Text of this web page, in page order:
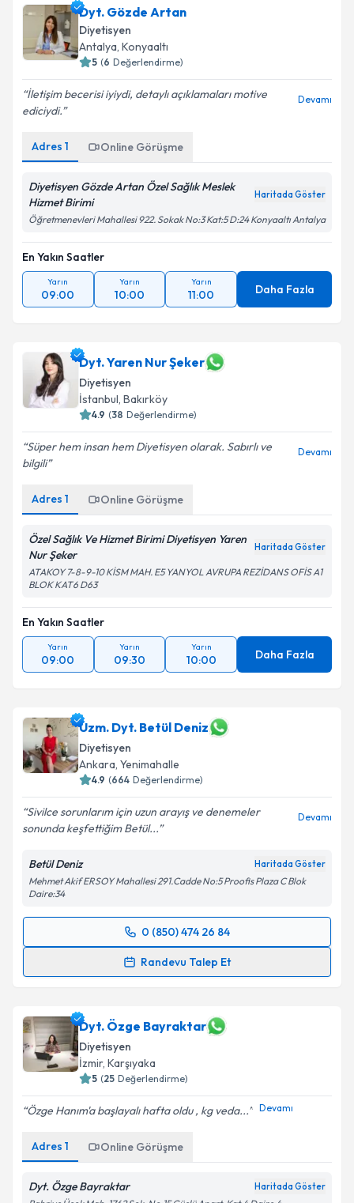
Dyt. Gözde Artan
Diyetisyen
Antalya, Konyaaltı
( Değerlendirme)
İletişim becerisi iyiydi, detaylı açıklamaları motive
ediciydi.
Adres 1 Online Görüşme
Diyetisyen Gözde Artan Özel Sağlık Meslek
Hizmet Birimi
Öğretmenevleri Mahallesi 922. Sokak No:3 Kat:5 D:24 Konyaaltı Antalya
En Yakın Saatler
Yarın
09:00
Yarın
10:00
Yarın
11:00 Daha Fazla
Dyt. Yaren Nur Şeker
Diyetisyen
İstanbul,Bakırköy
( Değerlendirme)
Süper hem insan hem Diyetisyen olarak. Sabırlı ve
bilgili
Adres 1 Online Görüşme
Özel Sağlık Ve Hizmet Birimi Diyetisyen Yaren
Nur Şeker
ATAKOY 7-8-9-10 KİSM MAH. E5 YANYOL AVRUPA REZİDANS OFİS A1
En Yakın Saatler
Yarın
09:00
Yarın
09:30
Yarın
10:00 Daha Fazla
Uzm. Dyt. Betül Deniz
Diyetisyen
Ankara, Yenimahalle
( Değerlendirme)
Sivilce sorunlarım için uzun arayış ve denemeler
sonunda keşfettiğim Betül...
Betül Deniz
Mehmet Akif ERSOY Mahallesi 291.Cadde No:5 Proofis Plaza C Blok
0 (850) 474 26 84
Randevu Talep Et
Randevu Takvimi Talebi
oluşturun. Size bu uzmandan randevu almanız için bir
takvim hazırlandığında e-posta ile bilgilendireceğiz.
E-posta Adresiniz
Kişisel verilerimin işlenmesine ilişkin
Metni
'ni okudum ve kişisel verilerimin belirtilen
Dyt. Özge Bayraktar
Diyetisyen
İzmir,Karşıyaka
( Değerlendirme)
Özge Hanım'a başlayalı hafta oldu , kg veda...
Adres 1 Online Görüşme
Dyt. Özge Bayraktar